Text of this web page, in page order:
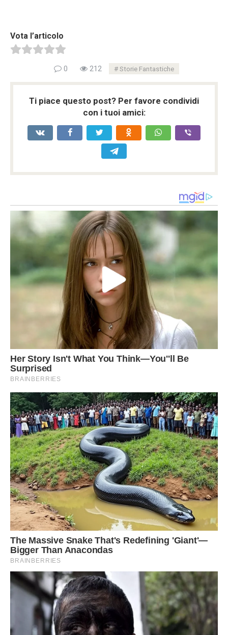
Vota l’articolo
0 212 Storie Fantastiche
Ti piace questo post? Per favore condividi
con i tuoi amici: